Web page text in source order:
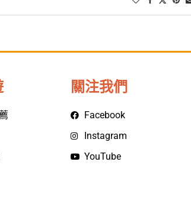
關注我們
Facebook
Instagram
YouTube